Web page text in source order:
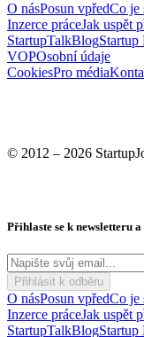
O násPosun vpředCo je
Inzerce práceJak uspět
StartupTalkBlogStartup
VOPOsobní údaje
CookiesPro média
© 2012 – 2026
Přihlaste se k newsletteru a
Přihlásit k odběru
O násPosun vpředCo je
Inzerce práceJak uspět
StartupTalkBlogStartup